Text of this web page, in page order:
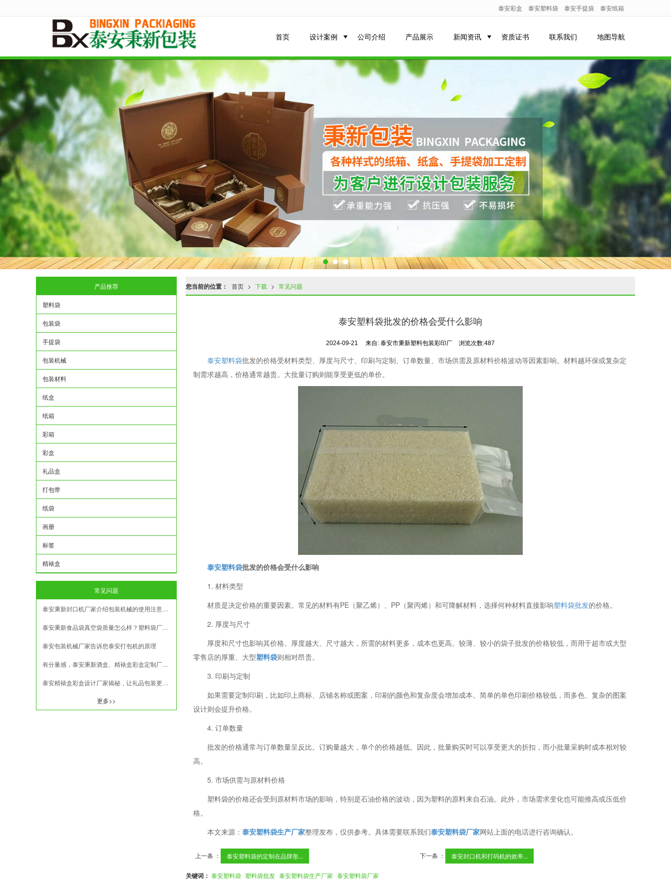
泰安彩盒 泰安塑料袋 泰安手提袋 泰安纸箱
首页 设计案例 公司介绍 产品展示 新闻资讯 资质证书 联系我们 地图导航
您当前的位置： 首页 > 下载 > 常见问题
泰安塑料袋批发的价格会受什么影响
2024-09-21 来自: 泰安市秉新塑料包装彩印厂 浏览次数:487
泰安塑料袋批发的价格受材料类型、厚度与尺寸、印刷与定制、订单数量、市场供需及原材料价格波动等因素影响。材料越环保或复杂定
制需求越高，价格通常越贵。大批量订购则能享受更低的单价。
泰安塑料袋批发的价格会受什么影响
1. 材料类型
材质是决定价格的重要因素。常见的材料有PE（聚乙烯）、PP（聚丙烯）和可降解材料，选择何种材料直接影响塑料袋批发的价格。
2. 厚度与尺寸
厚度和尺寸也影响其价格。厚度越大、尺寸越大，所需的材料更多，成本也更高。较薄、较小的袋子批发的价格较低，而用于超市或大型
零售店的厚重、大型塑料袋则相对昂贵。
3. 印刷与定制
如果需要定制印刷，比如印上商标、店铺名称或图案，印刷的颜色和复杂度会增加成本。简单的单色印刷价格较低，而多色、复杂的图案
设计则会提升价格。
4. 订单数量
批发的价格通常与订单数量呈反比。订购量越大，单个的价格越低。因此，批量购买时可以享受更大的折扣，而小批量采购时成本相对较
高。
5. 市场供需与原材料价格
塑料袋的价格还会受到原材料市场的影响，特别是石油价格的波动，因为塑料的原料来自石油。此外，市场需求变化也可能推高或压低价
格。
本文来源： 泰安塑料袋生产厂家整理发布，仅供参考。具体需要联系我们泰安塑料袋厂家网站上面的电话进行咨询确认。
上一条 ： 泰安塑料袋的定制在品牌形... 下一条 ： 泰安封口机和打码机的效率...
关键词： 泰安塑料袋 塑料袋批发 泰安塑料袋生产厂家 泰安塑料袋厂家
产品推荐
塑料袋
包装袋
手提袋
包装机械
包装材料
纸盒
纸箱
彩箱
彩盒
礼品盒
打包带
纸袋
画册
标签
精裱盒
常见问题
泰安秉新封口机厂家介绍包装机械的使用注意事项
泰安秉新食品袋真空袋质量怎么样？塑料袋厂家揭秘真实情况
泰安包装机械厂家告诉您泰安打包机的原理
有分量感，泰安秉新酒盒、精裱盒彩盒定制厂家的底气在哪
泰安精裱盒彩盒设计厂家揭秘，让礼品包装更有格调！
更多>>